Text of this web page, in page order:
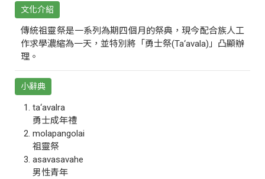
文化介紹
傳統祖靈祭是一系列為期四個月的祭典，現今配合族人工
作求學濃縮為一天，並特別將「勇士祭(Ta‘avala)」凸顯辦
理。
小辭典
ta‘avalra
勇士成年禮
molapangolai
祖靈祭
asavasavahe
男性青年